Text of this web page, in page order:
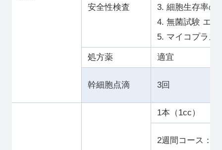
安全性検査
3. 細胞生存率の
4. 無菌試験 エ
5. マイコプラズ
処方薬 適宜
幹細胞点滴 3回
1本（1cc）
2週間コース：